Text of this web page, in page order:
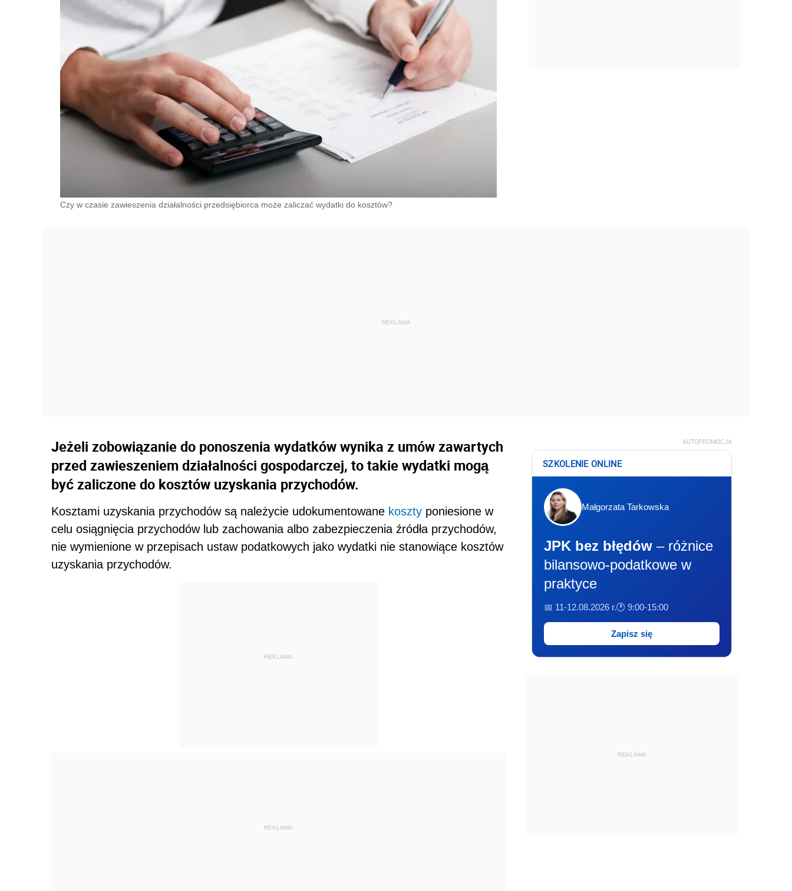
Czy w czasie zawieszenia działalności przedsiębiorca może zaliczać wydatki do kosztów?
Jeżeli zobowiązanie do ponoszenia wydatków wynika z umów zawartych
przed zawieszeniem działalności gospodarczej, to takie wydatki mogą
być zaliczone do kosztów uzyskania przychodów.
Kosztami uzyskania przychodów są należycie udokumentowane koszty poniesione w
celu osiągnięcia przychodów lub zachowania albo zabezpieczenia źródła przychodów,
nie wymienione w przepisach ustaw podatkowych jako wydatki nie stanowiące kosztów
uzyskania przychodów.
REKLAMA
REKLAMA
AUTOPROMOCJA
SZKOLENIE ONLINE
Małgorzata Tarkowska
JPK bez błędów – różnice
bilansowo-podatkowe w
praktyce
📅 11-12.08.2026 r.🕐 9:00-15:00
Zapisz się
REKLAMA